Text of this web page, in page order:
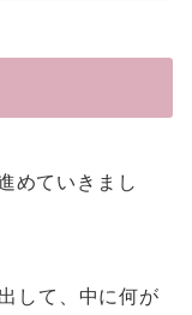
めていきまし
して、中に何が